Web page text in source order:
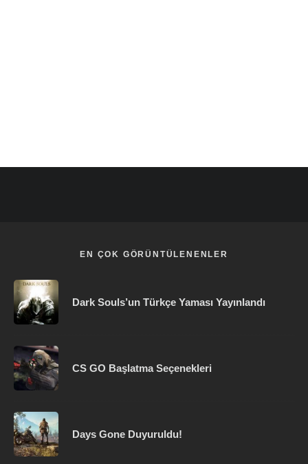
EN ÇOK GÖRÜNTÜLENENLER
Dark Souls’un Türkçe Yaması Yayınlandı
CS GO Başlatma Seçenekleri
Days Gone Duyuruldu!